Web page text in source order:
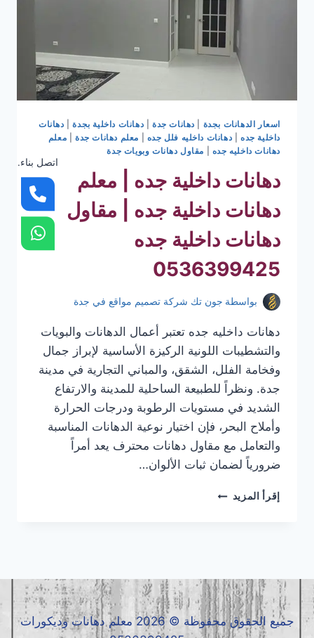
اسعار الدهانات بجدة دهانات جدة دهانات داخلية بجدة| دهانات
داخلية جده| دهانات داخليه فلل جده معلم دهانات جدة| معلم
دهانات داخليه جده
مقاول دهانات وبويات جدة
دهانات داخلية جده | معلم
دهانات داخلية جده | مقاول
دهانات داخلية جده
0536399425
بواسطة جون تك شركة تصميم مواقع في جدة
دهانات داخليه جده تعتبر أعمال الدهانات والبويات
والتشطيبات اللونية الركيزة الأساسية لإبراز جمال
وفخامة الفلل، الشقق، والمباني التجارية في مدينة
جدة. ونظراً للطبيعة الساحلية للمدينة والارتفاع
الشديد في مستويات الرطوبة ودرجات الحرارة
وأملاح البحر، فإن اختيار نوعية الدهانات المناسبة
والتعامل مع مقاول دهانات محترف يعد أمراً
ضرورياً لضمان ثبات الألوان…
إقرأ المزيد دهانات
داخلية
جده
|
مقاول
جميع الحقوق محفوظة © 2026 معلم دهانات وديكورات
اتصل بناء.